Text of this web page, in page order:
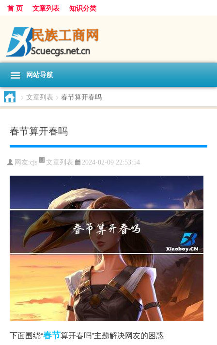
首 页 文章列表 知识分类
网站导航
> 文章列表 > 春节算开春吗
春节算开春吗
网友:cjs 文章列表 2024-02-09 22:53:54
下面围绕“春节算开春吗”主题解决网友的困惑